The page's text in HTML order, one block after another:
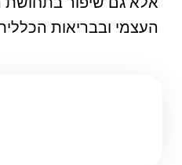
העצמי ובבריאות